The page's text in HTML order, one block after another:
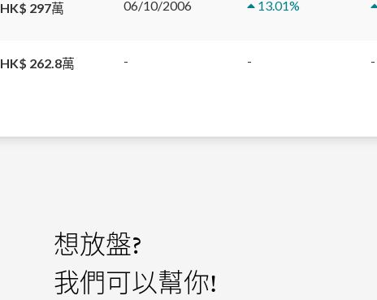
HK$ 297萬 06/10/2006 13.01%
HK$ 262.8萬 - - -
想放盤?
我們可以幫你!